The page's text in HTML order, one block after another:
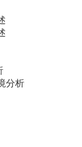
分析